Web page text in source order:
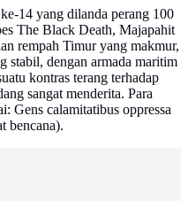
14 yang dilanda perang 100
The Black Death, Majapahit
rempah Timur yang makmur,
stabil, dengan armada maritim
kontras terang terhadap
sangat menderita. Para
Gens calamitatibus oppressa
bencana).